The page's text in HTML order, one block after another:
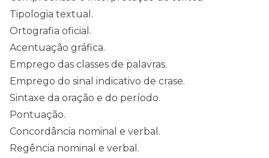
Tipologia textual.
Ortografia oficial.
Acentuação gráfica.
Emprego das classes de palavras.
Emprego do sinal indicativo de crase.
Sintaxe da oração e do período.
Pontuação.
Concordância nominal e verbal.
Regência nominal e verbal.